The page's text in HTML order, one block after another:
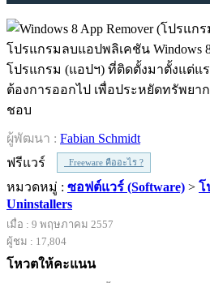
โปรแกรมลบแอปพลิเคชัน Windows 8
โปรแกรม (แอปฯ) ที่ติดตั้งมาตั้งแต่แ
ต้องการออกไป เพื่อประหยัดทรัพยา
ชอบ
ผู้พัฒนา : Fabian Schmidt
ฟรีแวร์
Freeware คืออะไร ?
หมวดหมู่ : ซอฟต์แวร์ (Software) >
Uninstallers
เมื่อ : 9 พฤษภาคม 2557
ผู้ชม : 17,804
โหวตให้คะแนน